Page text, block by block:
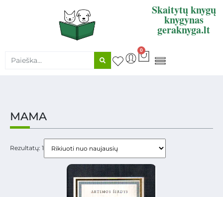
Skaitytų knygų
knygynas
geraknyga.lt
0
MAMA
Rezultatų: 1